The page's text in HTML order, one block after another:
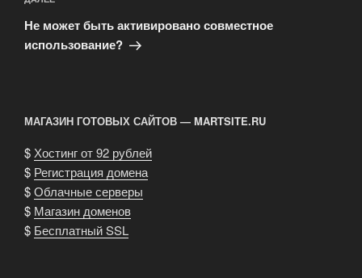
запись
Не может быть активировано совместное
использование?
МАГАЗИН ГОТОВЫХ САЙТОВ — MARTSITE.RU
$ Хостинг от 92 рублей
$ Регистрация домена
$Облачные серверы
$ Магазин доменов
$ Бесплатный SSL